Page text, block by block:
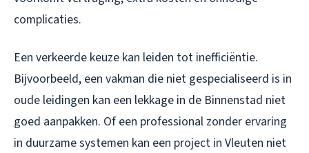
complicaties.
Een verkeerde keuze kan leiden tot inefficiëntie.
Bijvoorbeeld, een vakman die niet gespecialiseerd is in
oude leidingen kan een lekkage in de Binnenstad niet
goed aanpakken. Of een professional zonder ervaring
in duurzame systemen kan een project in Vleuten niet